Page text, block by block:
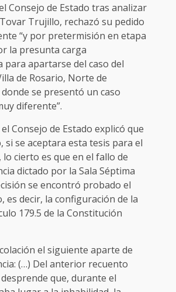
Consejo de Estado tras analizar
Trujillo, rechazó su pedido
“y por pretermisión en etapa
la presunta carga
apartarse del caso del
de Rosario, Norte de
se presentó un caso
diferente”.
Consejo de Estado explicó que
si se aceptara esta tesis para el
lo cierto es que en el fallo de
dictado por la Sala Séptima
se encontró probado el
es decir, la configuración de la
179.5 de la Constitución
el siguiente aparte de
(…) Del anterior recuento
que, durante el